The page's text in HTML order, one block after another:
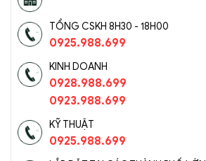
TỔNG CSKH 8H30 - 18H00
0925.988.699
KINH DOANH
0928.988.699
0923.988.699
KỸ THUẬT
0925.988.699